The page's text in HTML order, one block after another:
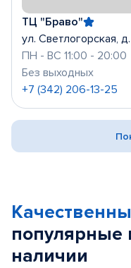
ТЦ "Браво"
ул. Светлогорская,
ПН - ВС 11:00 - 20:00
Без выходных
+7 (342) 206-13-25
популярные
наличии